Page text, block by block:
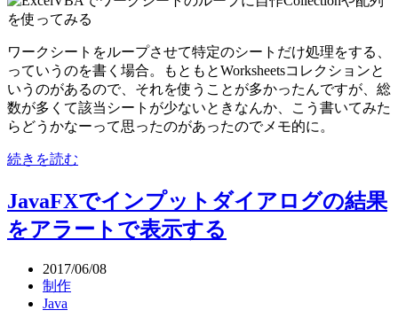
ワークシートをループさせて特定のシートだけ処理をする、
っていうのを書く場合。もともとWorksheetsコレクションと
いうのがあるので、それを使うことが多かったんですが、総
数が多くて該当シートが少ないときなんか、こう書いてみた
らどうかなーって思ったのがあったのでメモ的に。
続きを読む
JavaFXでインプットダイアログの結果
をアラートで表示する
2017/06/08
制作
Java